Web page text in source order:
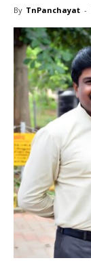
By TnPanchayat -